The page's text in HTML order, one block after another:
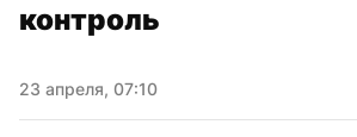
контроль
23 апреля, 07:10